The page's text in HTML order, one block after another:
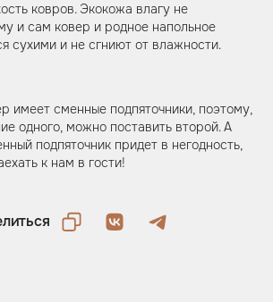
ковров. Экокожа влагу не
и сам ковер и родное напольное
сухими и не сгниют от влажности.
имеет сменные подпяточники, поэтому,
одного, можно поставить второй. А
подпяточник придет в негодность,
к нам в гости!